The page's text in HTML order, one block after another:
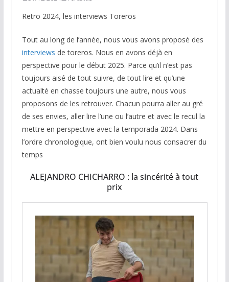
Retro 2024, les interviews Toreros
Tout au long de l’année, nous vous avons proposé des
interviews de toreros. Nous en avons déjà en
perspective pour le début 2025. Parce qu’il n’est pas
toujours aisé de tout suivre, de tout lire et qu’une
actualté en chasse toujours une autre, nous vous
proposons de les retrouver. Chacun pourra aller au gré
de ses envies, aller lire l’une ou l’autre et avec le recul la
mettre en perspective avec la temporada 2024. Dans
l’ordre chronologique, ont bien voulu nous consacrer du
temps
ALEJANDRO CHICHARRO : la sincérité à tout
prix